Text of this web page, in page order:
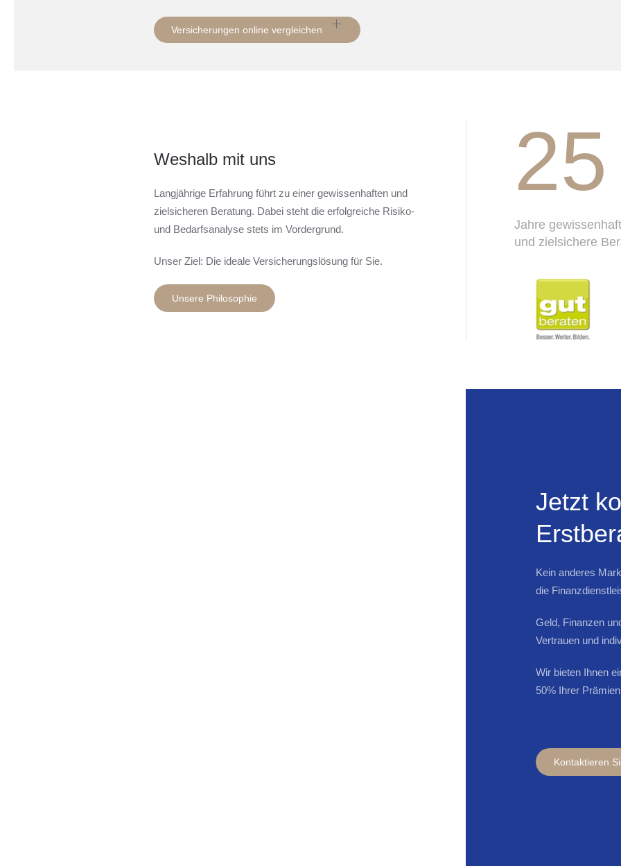
Versicherungen online vergleichen
Weshalb mit uns
Langjährige Erfahrung führt zu einer gewissenhaften und
zielsicheren Beratung. Dabei steht die erfolgreiche Risiko-
und Bedarfsanalyse stets im Vordergrund.
Unser Ziel: Die ideale Versicherungslösung für Sie.
Unsere Philosophie
25
Jahre
und zielsichere
Jetzt
Kein anderes
die
Geld, Finanzen
Vertrauen und
Wir bieten Ihnen
50% Ihrer
Kontaktieren